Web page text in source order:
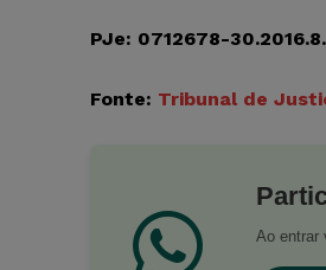
PJe: 0712678-
Fonte: Tribunal de
Ao entrar